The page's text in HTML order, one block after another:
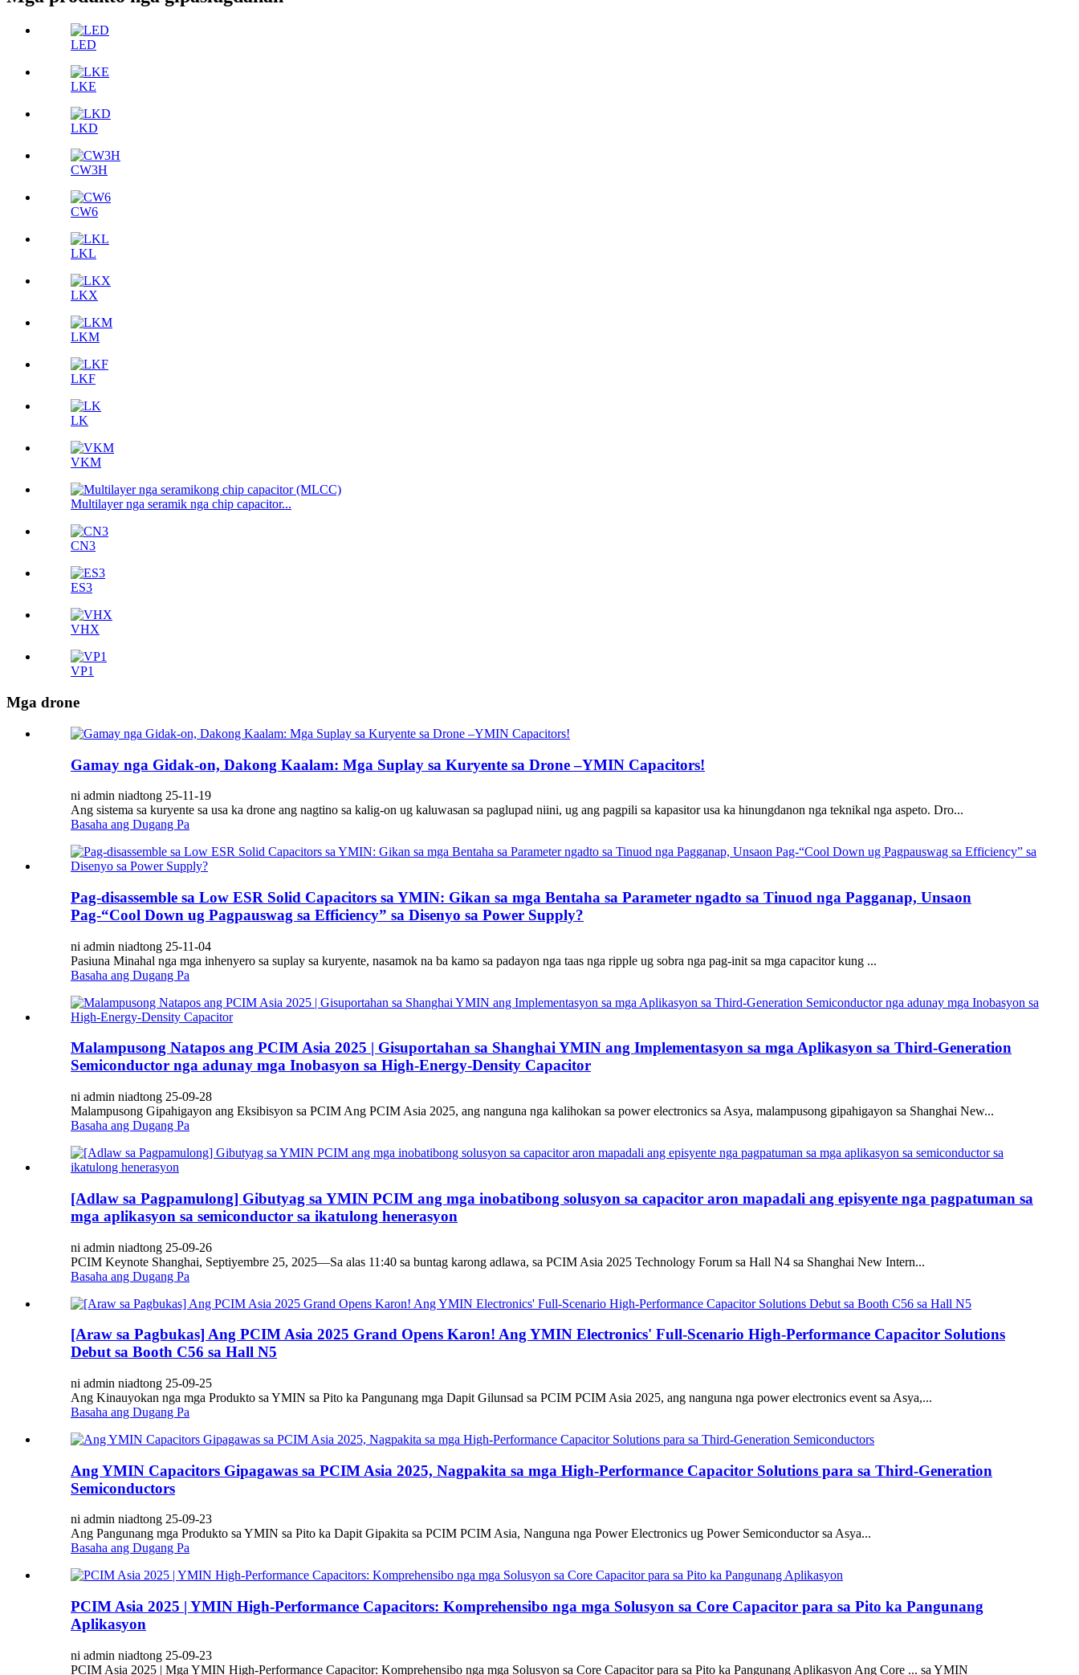
LED
LKE
LKD
CW3H
CW6
LKL
LKX
LKM
LKF
LK
VKM
Multilayer nga seramik nga chip capacitor...
CN3
ES3
VHX
VP1
Mga drone
Gamay nga Gidak-on, Dakong Kaalam: Mga Suplay sa Kuryente sa Drone –YMIN Capacitors!
ni admin niadtong 25-11-19
Ang sistema sa kuryente sa usa ka drone ang nagtino sa kalig-on ug kaluwasan sa paglupad niini, ug ang pagpili sa kapasitor usa ka hinungdanon nga teknikal nga aspeto. Dro...
Basaha ang Dugang Pa
Pag-disassemble sa Low ESR Solid Capacitors sa YMIN: Gikan sa mga Bentaha sa Parameter ngadto sa Tinuod nga Pagganap, Unsaon
Pag-“Cool Down ug Pagpauswag sa Efficiency” sa Disenyo sa Power Supply?
ni admin niadtong 25-11-04
Pasiuna Minahal nga mga inhenyero sa suplay sa kuryente, nasamok na ba kamo sa padayon nga taas nga ripple ug sobra nga pag-init sa mga capacitor kung ...
Basaha ang Dugang Pa
Malampusong Natapos ang PCIM Asia 2025 | Gisuportahan sa Shanghai YMIN ang Implementasyon sa mga Aplikasyon sa Third-Generation
Semiconductor nga adunay mga Inobasyon sa High-Energy-Density Capacitor
ni admin niadtong 25-09-28
Malampusong Gipahigayon ang Eksibisyon sa PCIM Ang PCIM Asia 2025, ang nanguna nga kalihokan sa power electronics sa Asya, malampusong gipahigayon sa Shanghai New...
Basaha ang Dugang Pa
[Adlaw sa Pagpamulong] Gibutyag sa YMIN PCIM ang mga inobatibong solusyon sa capacitor aron mapadali ang episyente nga pagpatuman sa
mga aplikasyon sa semiconductor sa ikatulong henerasyon
ni admin niadtong 25-09-26
PCIM Keynote Shanghai, Septiyembre 25, 2025—Sa alas 11:40 sa buntag karong adlawa, sa PCIM Asia 2025 Technology Forum sa Hall N4 sa Shanghai New Intern...
Basaha ang Dugang Pa
[Araw sa Pagbukas] Ang PCIM Asia 2025 Grand Opens Karon! Ang YMIN Electronics' Full-Scenario High-Performance Capacitor Solutions
Debut sa Booth C56 sa Hall N5
ni admin niadtong 25-09-25
Ang Kinauyokan nga mga Produkto sa YMIN sa Pito ka Pangunang mga Dapit Gilunsad sa PCIM PCIM Asia 2025, ang nanguna nga power electronics event sa Asya,...
Basaha ang Dugang Pa
Ang YMIN Capacitors Gipagawas sa PCIM Asia 2025, Nagpakita sa mga High-Performance Capacitor Solutions para sa Third-Generation
Semiconductors
ni admin niadtong 25-09-23
Ang Pangunang mga Produkto sa YMIN sa Pito ka Dapit Gipakita sa PCIM PCIM Asia, Nanguna nga Power Electronics ug Power Semiconductor sa Asya...
Basaha ang Dugang Pa
PCIM Asia 2025 | YMIN High-Performance Capacitors: Komprehensibo nga mga Solusyon sa Core Capacitor para sa Pito ka Pangunang
Aplikasyon
ni admin niadtong 25-09-23
PCIM Asia 2025 | Mga YMIN High-Performance Capacitor: Komprehensibo nga mga Solusyon sa Core Capacitor para sa Pito ka Pangunang Aplikasyon Ang Core ... sa YMIN